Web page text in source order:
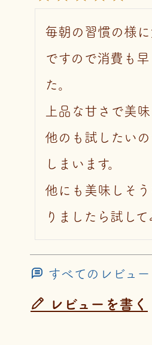
毎朝の習慣の様に
ですので消費も
た。
上品な甘さで美
他のも試したい
しまいます。
他にも美味しそ
りましたら試し
すべてのレビュ
レビューを書く